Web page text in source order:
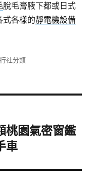
脫毛膏腋下都或日式
式各樣的靜電機設備
社分類
桃園氣密窗鑑
車